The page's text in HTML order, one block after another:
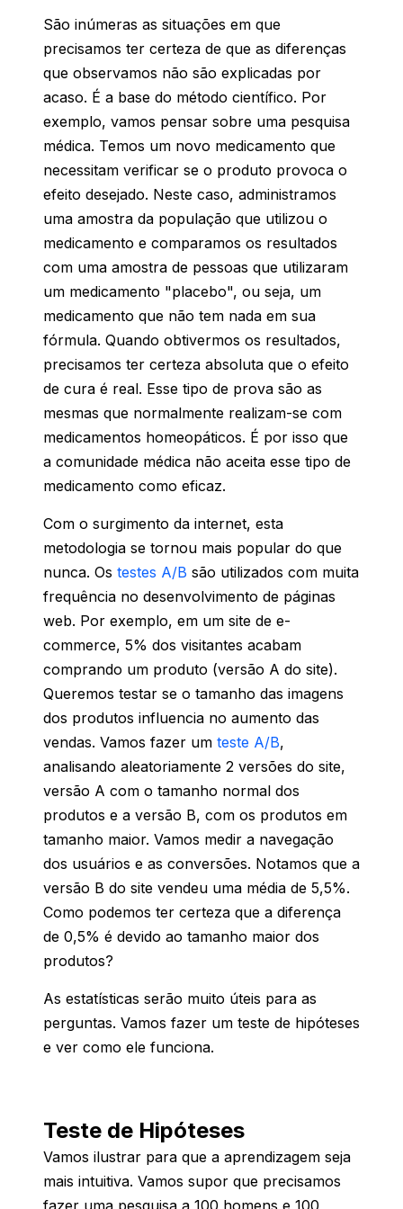
São inúmeras as situações em que
precisamos ter certeza de que as diferenças
que observamos não são explicadas por
acaso. É a base do método científico. Por
exemplo, vamos pensar sobre uma pesquisa
médica. Temos um novo medicamento que
necessitam verificar se o produto provoca o
efeito desejado. Neste caso, administramos
uma amostra da população que utilizou o
medicamento e comparamos os resultados
com uma amostra de pessoas que utilizaram
um medicamento "placebo", ou seja, um
medicamento que não tem nada em sua
fórmula. Quando obtivermos os resultados,
precisamos ter certeza absoluta que o efeito
de cura é real. Esse tipo de prova são as
mesmas que normalmente realizam-se com
medicamentos homeopáticos. É por isso que
a comunidade médica não aceita esse tipo de
medicamento como eficaz.
Com o surgimento da internet, esta
metodologia se tornou mais popular do que
nunca. Os testes A/B são utilizados com muita
frequência no desenvolvimento de páginas
web. Por exemplo, em um site de e-
commerce, 5% dos visitantes acabam
comprando um produto (versão A do site).
Queremos testar se o tamanho das imagens
dos produtos influencia no aumento das
vendas. Vamos fazer um teste A/B,
analisando aleatoriamente 2 versões do site,
versão A com o tamanho normal dos
produtos e a versão B, com os produtos em
tamanho maior. Vamos medir a navegação
dos usuários e as conversões. Notamos que a
versão B do site vendeu uma média de 5,5%.
Como podemos ter certeza que a diferença
de 0,5% é devido ao tamanho maior dos
produtos?
As estatísticas serão muito úteis para as
perguntas. Vamos fazer um teste de hipóteses
e ver como ele funciona.
Teste de Hipóteses
Vamos ilustrar para que a aprendizagem seja
mais intuitiva. Vamos supor que precisamos